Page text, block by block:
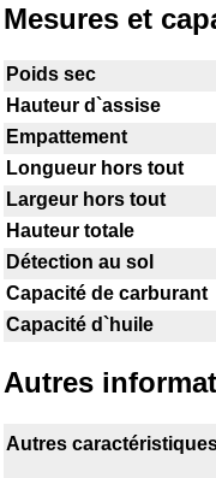
Mesures et
Poids sec
Hauteur d`assise
Empattement
Longueur hors tout
Largeur hors tout
Hauteur totale
Détection au sol
Capacité de carburant
Capacité d`huile
Autres
Autres